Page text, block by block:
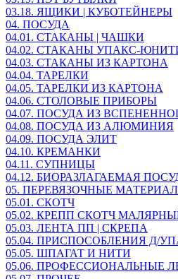
03.18. ЯЩИКИ | КУБОТЕЙНЕРЫ
04. ПОСУДА
04.01. СТАКАНЫ | ЧАШКИ
04.02. СТАКАНЫ УПАКС-
04.03. СТАКАНЫ ИЗ КАРТОНА
04.04. ТАРЕЛКИ
04.05. ТАРЕЛКИ ИЗ КАРТОНА
04.06. СТОЛОВЫЕ ПРИБОРЫ
04.07. ПОСУДА ИЗ
04.08. ПОСУДА ИЗ АЛЮМИНИЯ
04.09. ПОСУДА ЭЛИТ
04.10. КРЕМАНКИ
04.11. СУПНИЦЫ
04.12. БИОРАЗЛАГАЕМАЯ
05. ПЕРЕВЯЗОЧНЫЕ
05.01. СКОТЧ
05.02. КРЕПП СКОТЧ
05.03. ЛЕНТА ПП | СКРЕПА
05.04. ПРИСПОСОБЛЕНИЯ Д/
05.05. ШПАГАТ И НИТИ
05.06. ПРОФЕССИОНАЛЬНЫЕ